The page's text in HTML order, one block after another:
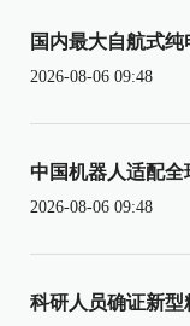
国内最大自航式
2026-08-06 09:48
中国机器人适配
2026-08-06 09:48
科研人员确证新型